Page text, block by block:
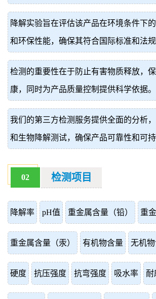
降解实验旨在评估该产品在环境条件下
和环保性能，确保其符合国际标准和法规
检测的重要性在于防止有害物质释放，
康，同时为产品质量控制提供科学依据。
我们的第三方检测服务提供全面的分析
和生物降解测试，确保产品可靠性和可持
02 检测项目
降解率 pH值 重金属含量（铅） 重
重金属含量（汞） 有机物含量 无机
硬度 抗压强度 抗弯强度 吸水率 耐
伪
查
询